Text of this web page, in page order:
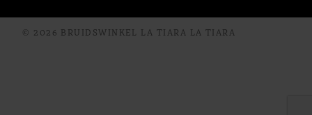
© 2026 BRUIDSWINKEL LA TIARA LA TIARA